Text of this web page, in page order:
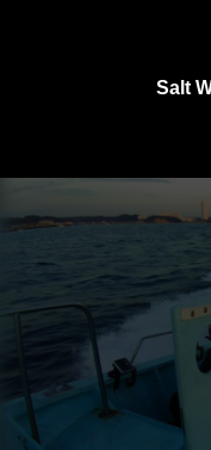
ス
Salt